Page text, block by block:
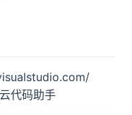
代码助手